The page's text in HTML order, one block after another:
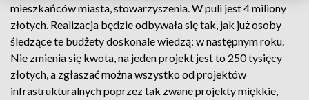
mieszkańców miasta, stowarzyszenia. W puli jest 4 miliony
złotych. Realizacja będzie odbywała się tak, jak już osoby
śledzące te budżety doskonale wiedzą: w następnym roku.
Nie zmienia się kwota, na jeden projekt jest to 250 tysięcy
złotych, a zgłaszać można wszystko od projektów
infrastrukturalnych poprzez tak zwane projekty miękkie,